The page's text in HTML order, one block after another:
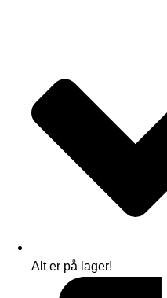
Alt er på lager!